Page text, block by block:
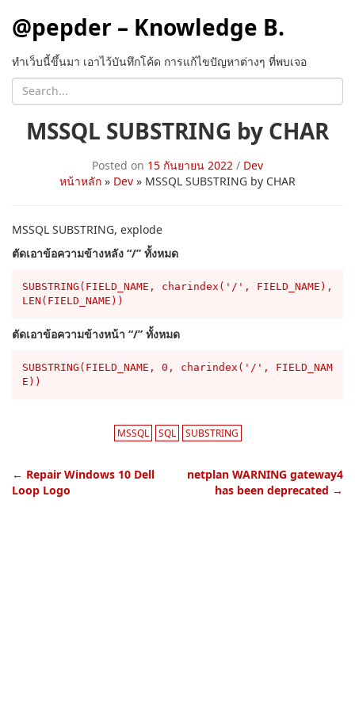
@pepder – Knowledge B.
ทำเว็บนี้ขึ้นมา เอาไว้บันทึกโค้ด การแก้ไขปัญหาต่างๆ ที่พบเจอ
MSSQL SUBSTRING by CHAR
Posted on 15 กันยายน 2022 / Dev
หน้าหลัก » Dev » MSSQL SUBSTRING by CHAR
MSSQL SUBSTRING, explode
ตัดเอาข้อความข้างหลัง “/” ทั้งหมด
SUBSTRING(FIELD_NAME, charindex('/', FIELD_NAME),
ตัดเอาข้อความข้างหน้า “/” ทั้งหมด
SUBSTRING(FIELD_NAME, 0, charindex('/', FIELD_NAM
E))
MSSQL SQL SUBSTRING
← Repair Windows 10 Dell
Loop Logo
netplan WARNING gateway4
has been deprecated →